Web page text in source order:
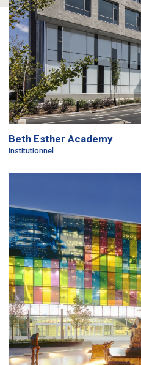
Beth Esther Academy
Institutionnel